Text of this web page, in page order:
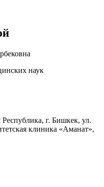
наук
г. Бишкек, ул.
клиника «Аманат»,